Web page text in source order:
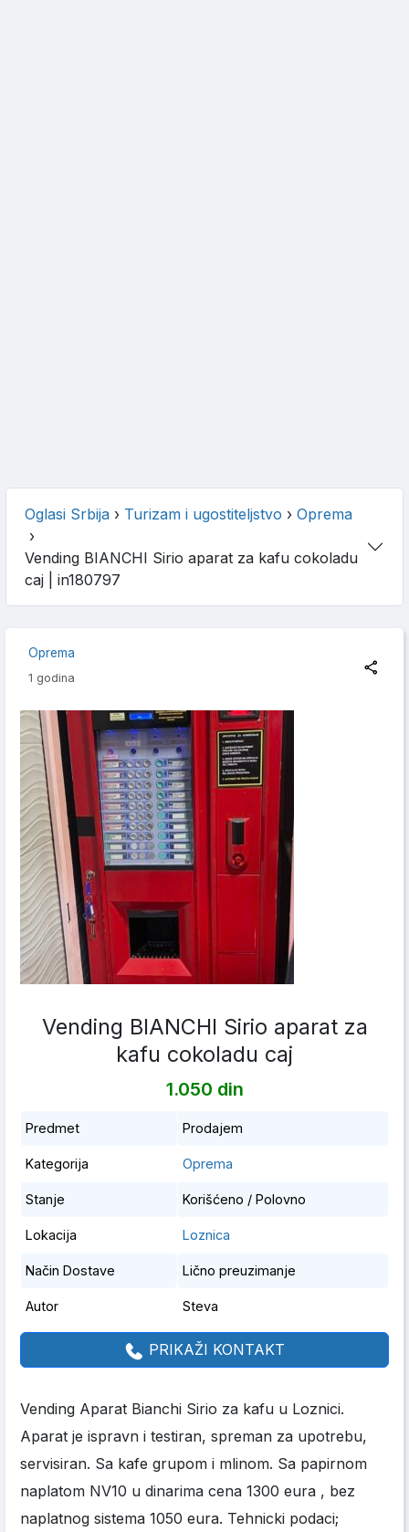
Oglasi Srbija › Turizam i ugostiteljstvo › Oprema
›
Vending BIANCHI Sirio aparat za kafu cokoladu
caj | in180797
Oprema
1 godina
Vending BIANCHI Sirio aparat za
kafu cokoladu caj
1.050 din
Predmet Prodajem
Kategorija Oprema
Stanje Korišćeno / Polovno
Lokacija Loznica
Način Dostave Lično preuzimanje
Autor Steva
PRIKAŽI KONTAKT
Vending Aparat Bianchi Sirio za kafu u Loznici.
Aparat je ispravn i testiran, spreman za upotrebu,
servisiran. Sa kafe grupom i mlinom. Sa papirnom
naplatom NV10 u dinarima cena 1300 eura , bez
naplatnog sistema 1050 eura. Tehnicki podaci;